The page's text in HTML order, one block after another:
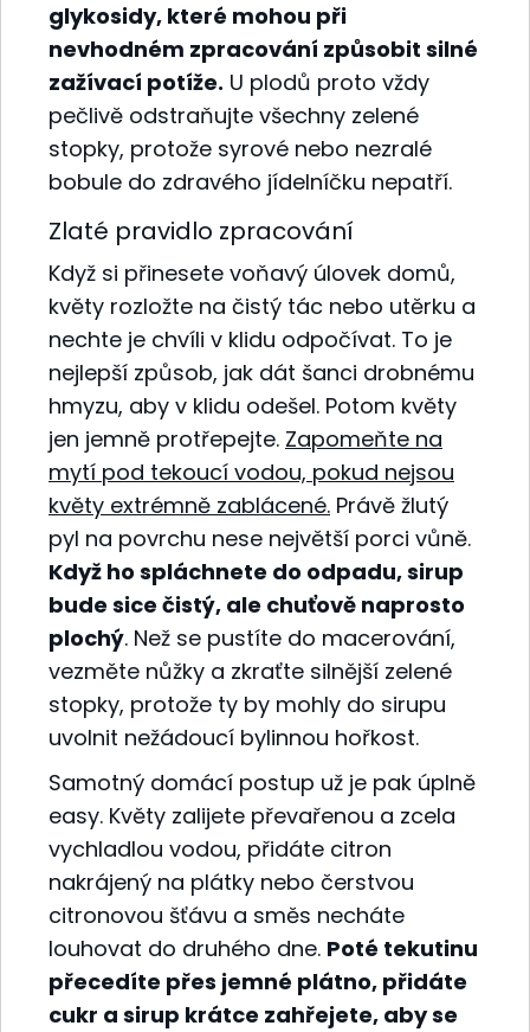
glykosidy, které mohou při
nevhodném zpracování způsobit silné
zažívací potíže. U plodů proto vždy
pečlivě odstraňujte všechny zelené
stopky, protože syrové nebo nezralé
bobule do zdravého jídelníčku nepatří.
Zlaté pravidlo zpracování
Když si přinesete voňavý úlovek domů,
květy rozložte na čistý tác nebo utěrku a
nechte je chvíli v klidu odpočívat. To je
nejlepší způsob, jak dát šanci drobnému
hmyzu, aby v klidu odešel. Potom květy
jen jemně protřepejte. Zapomeňte na
mytí pod tekoucí vodou, pokud nejsou
květy extrémně zablácené. Právě žlutý
pyl na povrchu nese největší porci vůně.
Když ho spláchnete do odpadu, sirup
bude sice čistý, ale chuťově naprosto
plochý. Než se pustíte do macerování,
vezměte nůžky a zkraťte silnější zelené
stopky, protože ty by mohly do sirupu
uvolnit nežádoucí bylinnou hořkost.
Samotný domácí postup už je pak úplně
easy. Květy zalijete převařenou a zcela
vychladlou vodou, přidáte citron
nakrájený na plátky nebo čerstvou
citronovou šťávu a směs necháte
louhovat do druhého dne. Poté tekutinu
přecedíte přes jemné plátno, přidáte
cukr a sirup krátce zahřejete, aby se